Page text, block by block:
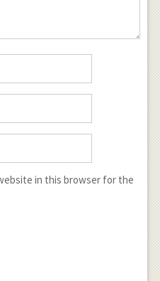
in this browser for the